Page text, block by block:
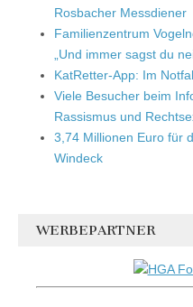
Rosbacher Messdiener
Familienzentrum
„Und immer sagst du
KatRetter-App: Im
Viele Besucher beim
Rassismus und
3,74 Millionen Euro für
Windeck
WERBEPARTNER